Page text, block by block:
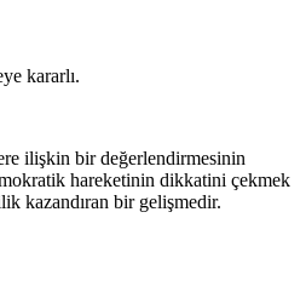
kararlı.
ilişkin bir değerlendirmesinin
hareketinin dikkatini çekmek
kazandıran bir gelişmedir.